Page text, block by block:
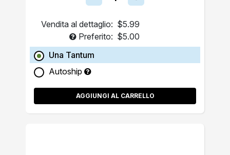
Vendita al dettaglio: $5.99
Preferito: $5.00
Una Tantum
Autoship
AGGIUNGI AL CARRELLO